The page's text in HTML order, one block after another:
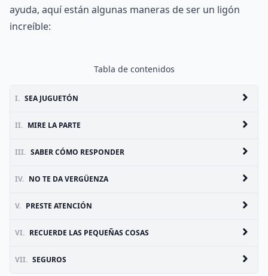
ayuda, aquí están algunas maneras de ser un ligón
increíble:
Tabla de contenidos
I. SEA JUGUETÓN
II. MIRE LA PARTE
III. SABER CÓMO RESPONDER
IV. NO TE DA VERGÜENZA
V. PRESTE ATENCIÓN
VI. RECUERDE LAS PEQUEÑAS COSAS
VII. SEGUROS